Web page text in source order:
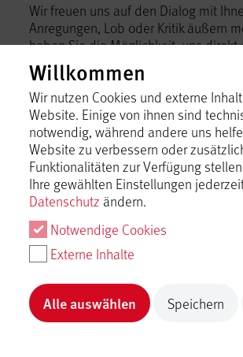
Wir freuen uns auf den Dialog mit
Anregungen, Lob oder Kritik äußern
haben Sie die Möglichkeit, uns
zu schreiben.
Tourismusgemeinschaft Mythos
Alb im Landkreis Reutlingen e.V.
Bismarckstraße 21, 72574 Bad Urach
Telefon +49 7125 15060-0,
Datenschutz-
Einstellungen
Datenschutz
Willkommen
Wir nutzen Cookies und externe
Website. Einige von ihnen sind
notwendig, während andere uns
Website zu verbessern oder
Funktionalitäten zur Verfügung
Ihre gewählten Einstellungen
Datenschutz ändern.
Notwendige Cookies
Externe Inhalte
Alle auswählen Speichern